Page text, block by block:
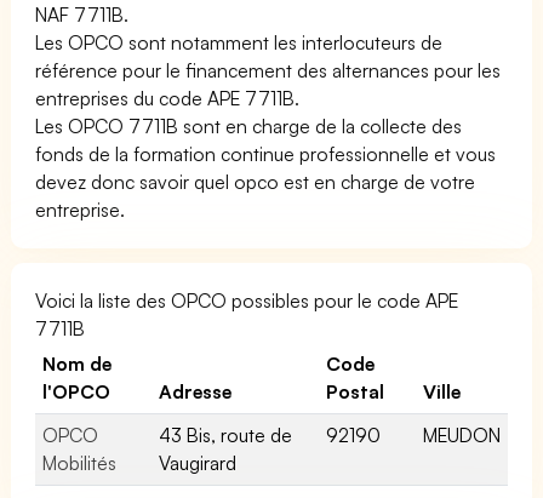
NAF 7711B.
Les OPCO sont notamment les interlocuteurs de
référence pour le financement des alternances pour les
entreprises du code APE 7711B.
Les OPCO 7711B sont en charge de la collecte des
fonds de la formation continue professionnelle et vous
devez donc savoir quel opco est en charge de votre
entreprise.
Voici la liste des OPCO possibles pour le code APE
7711B
Nom de
l'OPCO
Adresse
Code
Postal
Ville
OPCO
Mobilités
43 Bis, route de
Vaugirard
92190 MEUDON